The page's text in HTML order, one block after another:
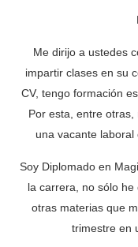
Me dirijo a ustedes
impartir clases en su
CV, tengo formación
Por esta, entre
una vacante laboral
Soy Diplomado en
la carrera, no sólo
otras materias que
trimestre en